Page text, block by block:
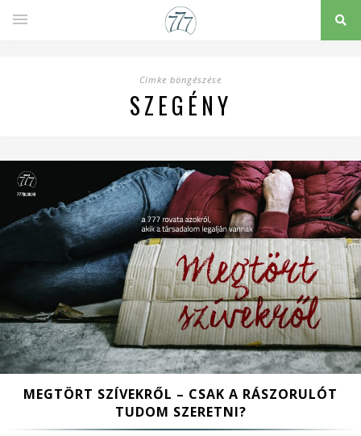
Címke böngészése
SZEGÉNY
MEGTÖRT SZÍVEKRŐL – CSAK A RÁSZORULÓT
TUDOM SZERETNI?